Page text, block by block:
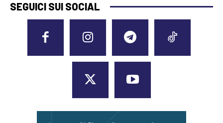
SEGUICI SUI SOCIAL